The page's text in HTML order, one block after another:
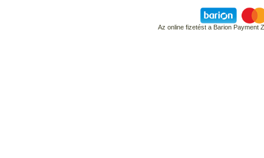
Az online fizetést a Barion Payment